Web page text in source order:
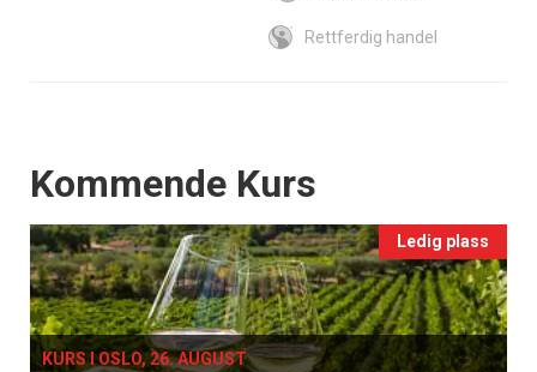
Rettferdig handel
Events
Kommende Kurs
Ledig plass
KURS I OSLO, 26. AUGUST